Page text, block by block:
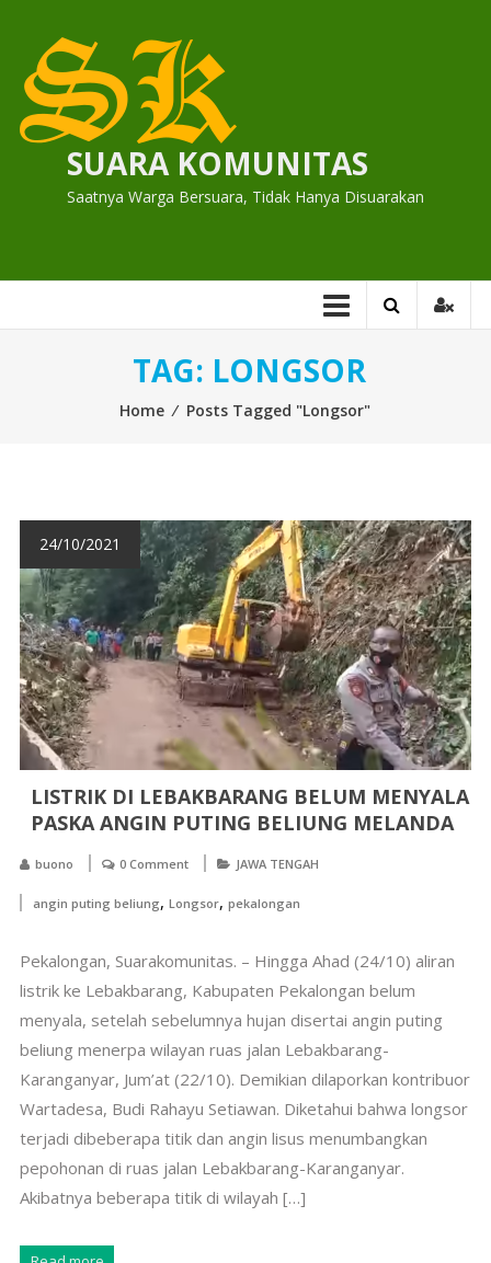
content
SUARA KOMUNITAS
Saatnya Warga Bersuara, Tidak Hanya Disuarakan
TAG: LONGSOR
Home ⁄ Posts Tagged "Longsor"
24/10/2021
LISTRIK DI LEBAKBARANG BELUM MENYALA
PASKA ANGIN PUTING BELIUNG MELANDA
buono 0 Comment JAWA TENGAH
angin puting beliung, Longsor, pekalongan
Pekalongan, Suarakomunitas. – Hingga Ahad (24/10) aliran
listrik ke Lebakbarang, Kabupaten Pekalongan belum
menyala, setelah sebelumnya hujan disertai angin puting
beliung menerpa wilayan ruas jalan Lebakbarang-
Karanganyar, Jum’at (22/10). Demikian dilaporkan kontribuor
Wartadesa, Budi Rahayu Setiawan. Diketahui bahwa longsor
terjadi dibeberapa titik dan angin lisus menumbangkan
pepohonan di ruas jalan Lebakbarang-Karanganyar.
Akibatnya beberapa titik di wilayah […]